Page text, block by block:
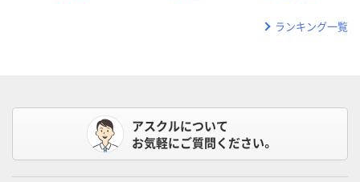
ランキング一覧
アスクルについて
お気軽にご質問ください。